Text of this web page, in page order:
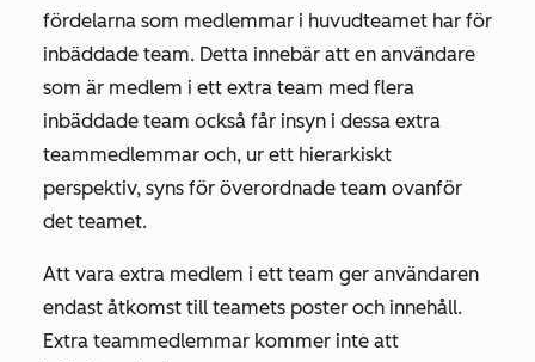
fördelarna som medlemmar i huvudteamet har för
inbäddade team. Detta innebär att en användare
som är medlem i ett extra team med flera
inbäddade team också får insyn i dessa extra
teammedlemmar och, ur ett hierarkiskt
perspektiv, syns för överordnade team ovanför
det teamet.
Att vara extra medlem i ett team ger användaren
endast åtkomst till teamets poster och innehåll.
Extra teammedlemmar kommer inte att